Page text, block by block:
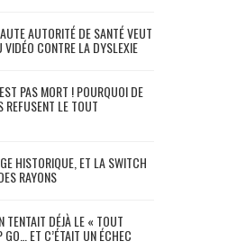
AUTORITÉ DE SANTÉ VEUT
VIDÉO CONTRE LA DYSLEXIE
PAS MORT ! POURQUOI DE
REFUSENT LE TOUT
HISTORIQUE, ET LA SWITCH
RAYONS
TENTAIT DÉJÀ LE « TOUT
ET C’ÉTAIT UN ÉCHEC